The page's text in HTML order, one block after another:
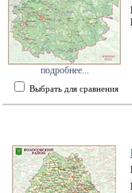
подробнее...
Выбрать для сравнения